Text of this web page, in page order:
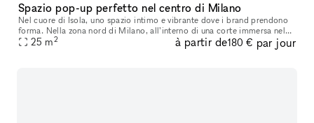
Spazio pop-up perfetto nel centro di Milano
Nel cuore di Isola, uno spazio intimo e vibrante dove i brand prendono
forma. Nella zona nord di Milano, all’interno di una corte immersa nel
verde, questo spazio pop-up prende nuova vita. Affacciat
25 m2 à partir de180 € par jour